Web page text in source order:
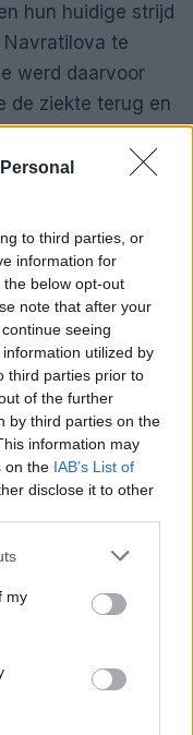
to third parties, or
information for
below opt-out
note that after your
seeing
utilized by
third parties prior to
of the further
by third parties on the
information may
on the IAB’s List of
disclose it to other
or more Google
You may click to
third-party tags to
in below Google
my
hun huidige strijd
Navratilova te
werd daarvoor
de ziekte terug en
Bij Evert
eierstokkanker
aan die ziekte
voor de
indrukwekkend
en Evert in de
begon met filmen
diagnose had
arts aan Evert
was uitgezaaid.
nodig
zegt hij
bijt. Je haar zal
kijkt naar haar
zit? Are you